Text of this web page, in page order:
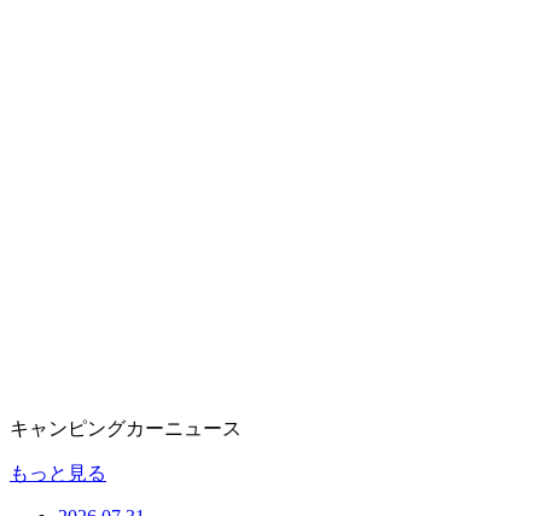
キャンピングカーニュース
もっと見る